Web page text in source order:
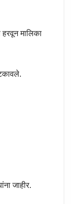
मालिका
जाहीर.